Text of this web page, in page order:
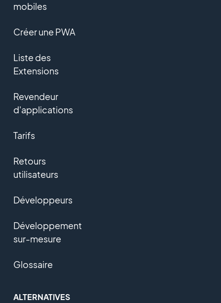
mobiles
Créer une PWA
Liste des
Extensions
Revendeur
d'applications
Tarifs
Retours
utilisateurs
Développeurs
Développement
sur-mesure
Glossaire
ALTERNATIVES